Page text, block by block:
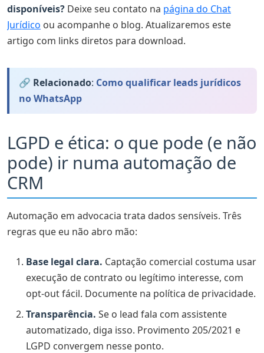
disponíveis? Deixe seu contato na página do Chat
Jurídico ou acompanhe o blog. Atualizaremos este
artigo com links diretos para download.
🔗 Relacionado: Como qualificar leads jurídicos
no WhatsApp
LGPD e ética: o que pode (e não
pode) ir numa automação de
CRM
Automação em advocacia trata dados sensíveis. Três
regras que eu não abro mão:
Base legal clara. Captação comercial costuma usar
execução de contrato ou legítimo interesse, com
opt-out fácil. Documente na política de privacidade.
Transparência. Se o lead fala com assistente
automatizado, diga isso. Provimento 205/2021 e
LGPD convergem nesse ponto.